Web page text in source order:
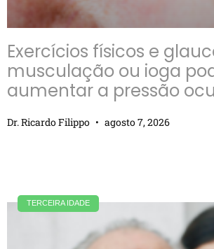
Exercícios físicos e
musculação ou ioga
aumentar a pressão
Dr. Ricardo Filippo agosto 7, 2026
TERCEIRA IDADE